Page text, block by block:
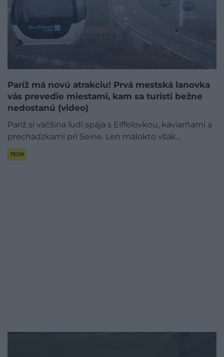
Paríž má novú atrakciu! Prvá mestská lanovka
vás prevedie miestami, kam sa turisti bežne
nedostanú (video)
Paríž si väčšina ľudí spája s Eiffelovkou, kaviarňami a
prechádzkami pri Seine. Len málokto však…
TECH